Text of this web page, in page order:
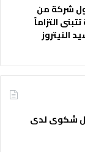
شركة من
التزاماً
النيتروز
شكوى لدى